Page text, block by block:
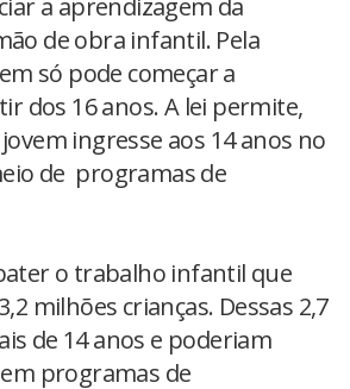
a aprendizagem da
de obra infantil. Pela
só pode começar a
dos 16 anos. A lei permite,
ingresse aos 14 anos no
de programas de
o trabalho infantil que
milhões crianças. Dessas 2,7
de 14 anos e poderiam
programas de